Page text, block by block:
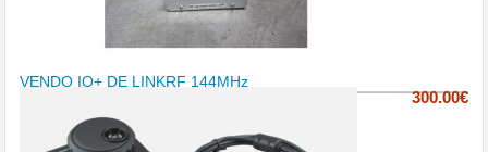
VENDO IQ+ DE LINKRF 144MHz
300.00€